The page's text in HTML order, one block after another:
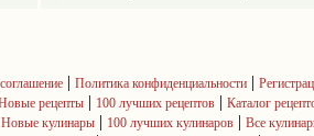
| Политика конфиденциальности|
рецепты | 100 лучших рецептов | Каталог
Новые кулинары| 100 лучших кулинаров| Все